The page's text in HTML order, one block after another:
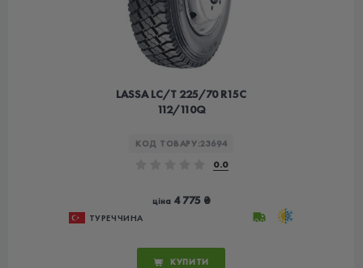
LASSA LC/T 225/70 R15C
112/110Q
КОД ТОВАРУ:23694
0.0
ціна4 775 ₴
ТУРЕЧЧИНА
КУПИТИ